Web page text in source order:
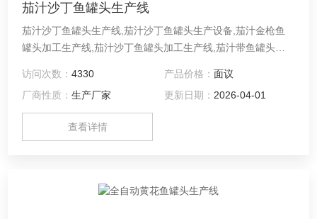
茄汁沙丁鱼罐头生产线
茄汁沙丁鱼罐头生产线,茄汁沙丁鱼罐头生产设备,茄汁金枪鱼
罐头加工生产线,茄汁沙丁鱼罐头加工生产线,茄汁带鱼罐头生
鱼罐头生产加工设备提供整套金枪鱼罐头、黄花鱼罐头、带鱼
罐头、鲮鱼罐头等鱼罐头生产线。从原料处理、洗罐、装罐、
装卸笼、杀菌和包装整套生产线，同时可以为您提供整厂规划
访问次数：4330 产品价格： 面议
厂商性质：生产厂家 更新日期： 2026-04-01
查看详情